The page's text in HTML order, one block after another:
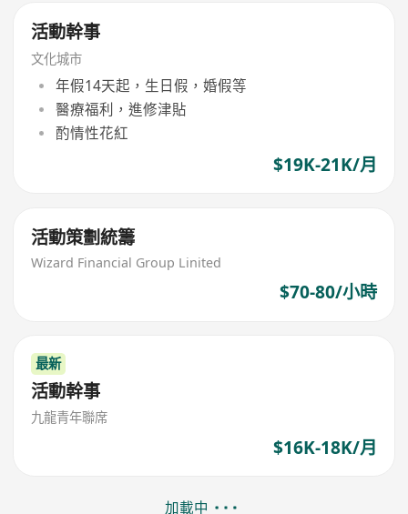
活動幹事
文化城市
年假14天起，生日假，婚假等
醫療福利，進修津貼
酌情性花紅
$19K-21K/月
活動策劃統籌
Wizard Financial Group Linited
$70-80/小時
最新
活動幹事
九龍青年聯席
$16K-18K/月
加載中